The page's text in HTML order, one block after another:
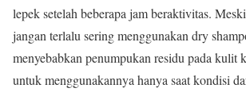
lepek setelah beberapa jam beraktivitas.
jangan terlalu sering menggunakan dry
menyebabkan penumpukan residu pada kulit
untuk menggunakannya hanya saat kondisi